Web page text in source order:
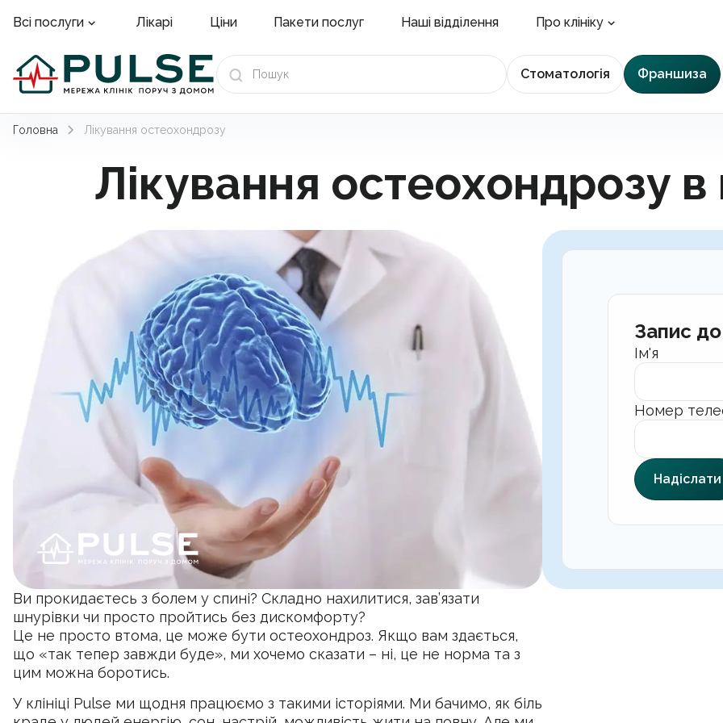
Всі послуги Лікарі Ціни Пакети послуг Наші відділення Про клініку
Стоматологія Франшиза
Головна Лікування остеохондрозу
Лікування остеохондрозу в
Ви прокидаєтесь з болем у спині? Складно нахилитися, зав’язати
шнурівки чи просто пройтись без дискомфорту?
Це не просто втома, це може бути остеохондроз. Якщо вам здається,
що «так тепер завжди буде», ми хочемо сказати – ні, це не норма та з
цим можна боротись.
У клініці Pulse ми щодня працюємо з такими історіями. Ми бачимо, як біль
Запис до
Ім'я
Номер
Надіслати